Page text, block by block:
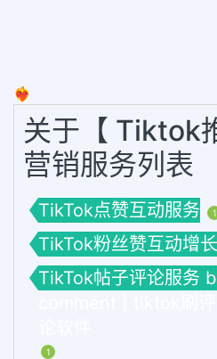
❤️‍🔥
关于【 Tiktok
营销服务列表
TikTok点赞互动服务 1
TikTok粉丝赞互动增长
TikTok帖子评论服务
1